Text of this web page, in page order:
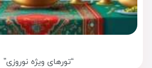
“تورهای ویژه نوروزی”